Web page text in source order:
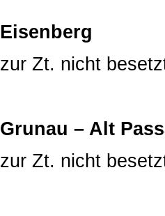
Eisenberg
zur Zt. nicht
Grunau – Alt
zur Zt. nicht